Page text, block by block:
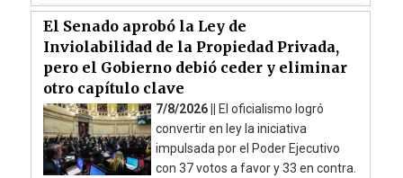
El Senado aprobó la Ley de
Inviolabilidad de la Propiedad Privada,
pero el Gobierno debió ceder y eliminar
otro capítulo clave
7/8/2026 || El oficialismo logró
convertir en ley la iniciativa
impulsada por el Poder Ejecutivo
con 37 votos a favor y 33 en contra.